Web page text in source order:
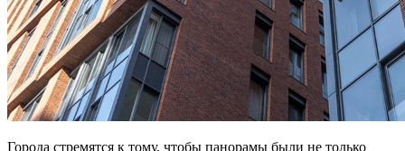
Города стремятся к тому, чтобы панорамы были не только